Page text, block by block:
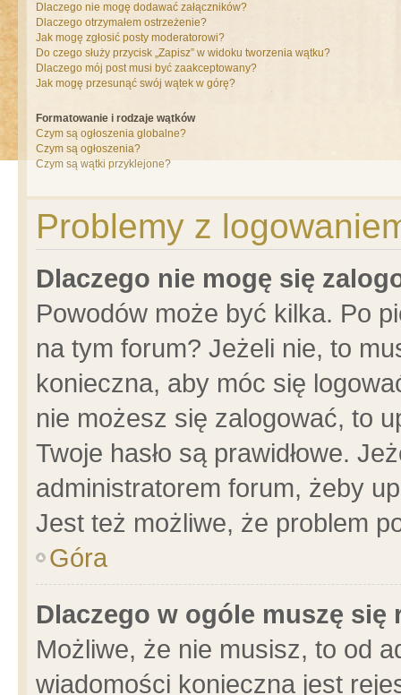
Dlaczego nie mogę dodawać załączników?
Dlaczego otrzymałem ostrzeżenie?
Jak mogę zgłosić posty moderatorowi?
Do czego służy przycisk „Zapisz” w widoku tworzenia wątku?
Dlaczego mój post musi być zaakceptowany?
Jak mogę przesunąć swój wątek w górę?
Formatowanie i rodzaje wątków
Czym są ogłoszenia globalne?
Czym są ogłoszenia?
Czym są wątki przyklejone?
Problemy z
Dlaczego nie mogę się
Powodów może być kilka. Po
na tym forum? Jeżeli nie, to
konieczna, aby móc się
nie możesz się zalogować, to
Twoje hasło są prawidłowe.
administratorem forum, żeby
Jest też możliwe, że problem
Góra
Dlaczego w ogóle muszę się
Możliwe, że nie musisz, to od
wiadomości konieczna jest